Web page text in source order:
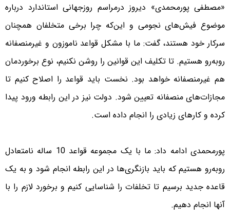
«مصطفی پورمحمدی» دیروز درمراسم روزجهانی استاندارد درباره
موضوع فیش‌های نجومی و این‌که چرا برخی متخلفان همچنان
سرکار خود هستند، گفت: ما با مشکل قواعد ناموزون و غیرمنصفانه
روبه‌رو هستیم. تا تکلیف این قوانین را روشن نکنیم، نوع برخوردمان
هم غیرمنصفانه خواهد بود. نخست باید قواعد را اصلاح کنیم تا
مجازات‌های منصفانه تعیین شود. دولت نیز در این رابطه ورود پیدا
کرده و کارهای زیادی را انجام داده است.
پورمحمدی ادامه داد: ما با یک مجموعه قواعد 10 ساله نامتعادل
روبه‌رو هستیم که باید بازنگری‌ها در این رابطه انجام شود و به یک
قاعده جدید برسیم تا تخلفات را شناسایی کنیم و برخورد لازم را با
آنها انجام دهیم.